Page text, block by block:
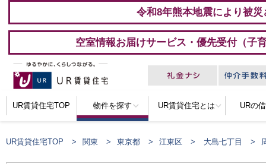
令和8年熊本地震により被
空室情報お届けサービス・優先受付（子
UR賃貸住宅TOP 物件を探す UR賃貸住宅とは URの
UR賃貸住宅TOP 関東 東京都 江東区 大島七丁目